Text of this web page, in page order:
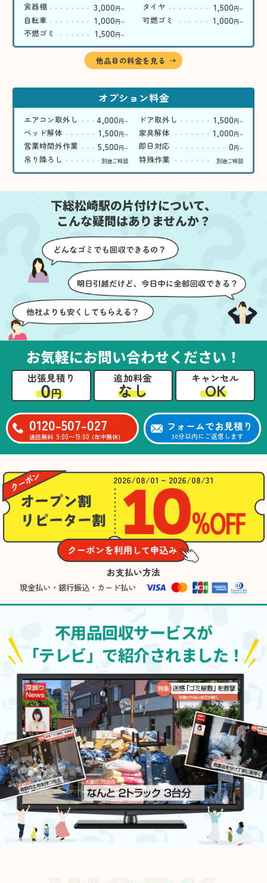
食器棚 3,000円〜 タイヤ 1,500円〜
自転車 1,000円〜 可燃ゴミ 1,000円〜
不燃ゴミ 1,500円〜
他品目の料金を見る
オプション料金
エアコン取外し 4,000円〜 ドア取外し 1,500円〜
ベッド解体 1,500円〜 家具解体 1,000円〜
営業時間外作業 5,500円〜 即日対応 0円〜
吊り降ろし 別途ご相談 特殊作業 別途ご相談
下総松崎駅の片付けについて、
こんな疑問はありませんか？
お気軽にお問い合わせください！
出張見積り
0円
追加料金
なし
キャンセル
OK
0120-507-027
通話無料 9:00〜19:00 (年中無休)
フォームでお見積り
30分以内にご返信します
2026/08/01 ~ 2026/08/31
お支払い方法
現金払い・銀行振込・カード払い
不用品回収サービスが
「テレビ」で紹介されました！